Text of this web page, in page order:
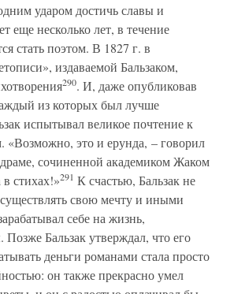
ударом достичь славы и
еще несколько лет, в течение
стать поэтом. В 1827 г. в
издаваемой Бальзаком,
290. И, даже опубликовав
из которых был лучше
испытывал великое почтение к
это и ерунда, – говорил
сочиненной академиком Жаком
стихах!»291 К счастью, Бальзак не
свою мечту и иными
себе на жизнь,
Бальзак утверждал, что его
деньги романами стала просто
он также прекрасно умел